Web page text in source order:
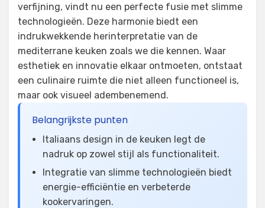
verfijning, vindt nu een perfecte fusie met slimme
technologieën. Deze harmonie biedt een
indrukwekkende herinterpretatie van de
mediterrane keuken zoals we die kennen. Waar
esthetiek en innovatie elkaar ontmoeten, ontstaat
een culinaire ruimte die niet alleen functioneel is,
maar ook visueel adembenemend.
Belangrijkste punten
Italiaans design in de keuken legt de
nadruk op zowel stijl als functionaliteit.
Integratie van slimme technologieën biedt
energie-efficiëntie en verbeterde
kookervaringen.